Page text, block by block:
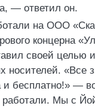
— ответил он.
на ООО
концерна
своей целью
носителей. «Все
и бесплатно!» —
Мы с